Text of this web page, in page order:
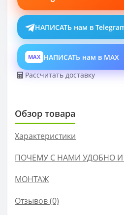
НАПИСАТЬ нам в
MAX НАПИСАТЬ нам в MAX
Рассчитать доставку
Обзор товара
Характеристики
ПОЧЕМУ С НАМИ УДОБНО
МОНТАЖ
Отзывов (0)